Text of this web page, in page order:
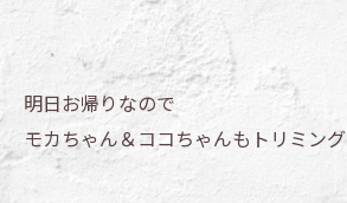
明日お帰りなので
モカちゃん＆ココちゃんもトリミング